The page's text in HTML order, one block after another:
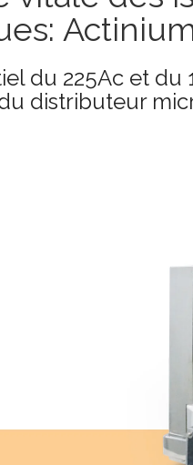
du 225Ac et
distributeur